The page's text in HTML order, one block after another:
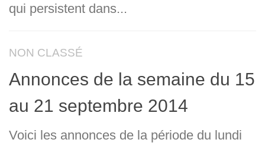
qui persistent dans...
NON CLASSÉ
Annonces de la semaine du 15
au 21 septembre 2014
Voici les annonces de la période du lundi